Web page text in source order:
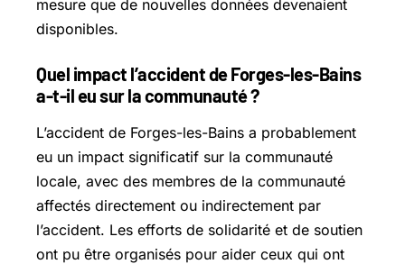
mesure que de nouvelles données devenaient
disponibles.
Quel impact l’accident de Forges-les-Bains
a-t-il eu sur la communauté ?
L’accident de Forges-les-Bains a probablement
eu un impact significatif sur la communauté
locale, avec des membres de la communauté
affectés directement ou indirectement par
l’accident. Les efforts de solidarité et de soutien
ont pu être organisés pour aider ceux qui ont